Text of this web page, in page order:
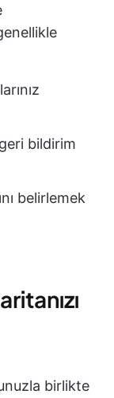
geri bildirim
belirlemek
birlikte